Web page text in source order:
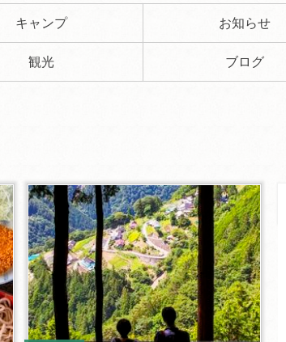
キャンプ お知らせ
観光 ブログ